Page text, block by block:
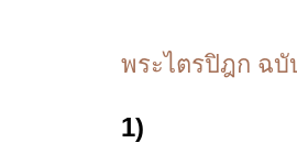
พระไตรปิฎก ฉ
1)